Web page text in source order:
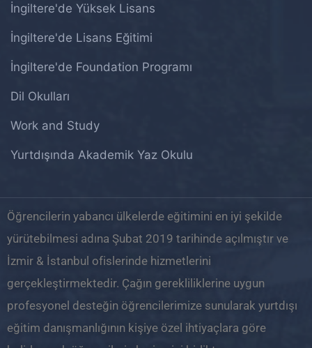
İngiltere'de Yüksek Lisans
İngiltere'de Lisans Eğitimi
İngiltere'de Foundation Programı
Dil Okulları
Work and Study
Yurtdışında Akademik Yaz Okulu
Öğrencilerin yabancı ülkelerde eğitimini en iyi şekilde
yürütebilmesi adına Şubat 2019 tarihinde açılmıştır ve
İzmir & İstanbul ofislerinde hizmetlerini
gerçekleştirmektedir. Çağın gerekliliklerine uygun
profesyonel desteğin öğrencilerimize sunularak yurtdışı
eğitim danışmanlığının kişiye özel ihtiyaçlara göre